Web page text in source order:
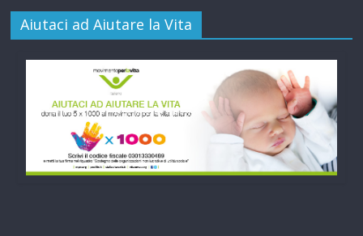
Aiutaci ad Aiutare la Vita